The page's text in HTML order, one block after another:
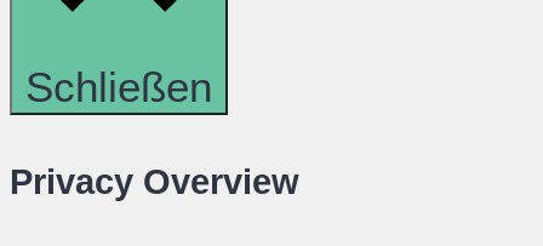
Schließen
Privacy Overview